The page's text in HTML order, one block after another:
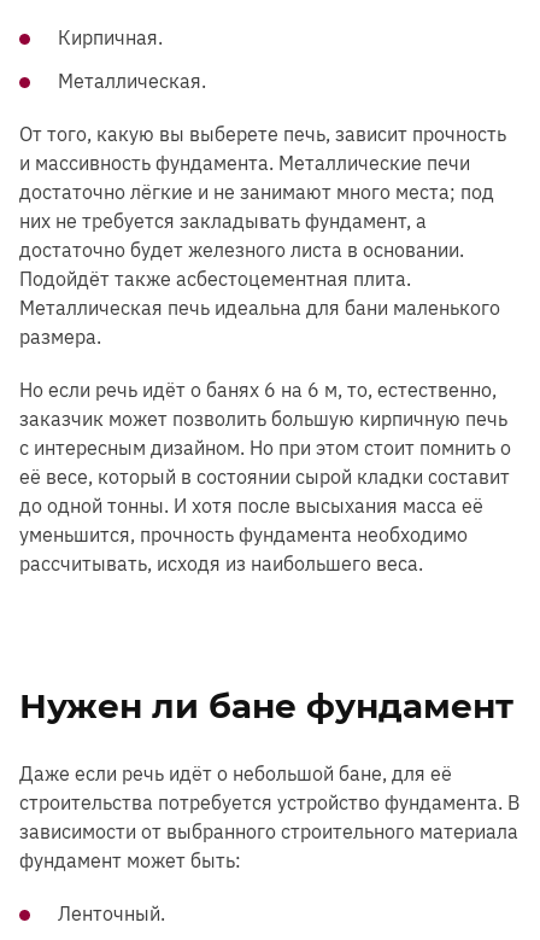
Кирпичная.
Металлическая.
От того, какую вы выберете печь, зависит прочность
и массивность фундамента. Металлические печи
достаточно лёгкие и не занимают много места; под
них не требуется закладывать фундамент, а
достаточно будет железного листа в основании.
Подойдёт также асбестоцементная плита.
Металлическая печь идеальна для бани маленького
размера.
Но если речь идёт о банях 6 на 6 м, то, естественно,
заказчик может позволить большую кирпичную печь
с интересным дизайном. Но при этом стоит помнить о
её весе, который в состоянии сырой кладки составит
до одной тонны. И хотя после высыхания масса её
уменьшится, прочность фундамента необходимо
рассчитывать, исходя из наибольшего веса.
Нужен ли бане фундамент
Даже если речь идёт о небольшой бане, для её
строительства потребуется устройство фундамента. В
зависимости от выбранного строительного материала
фундамент может быть:
Ленточный.